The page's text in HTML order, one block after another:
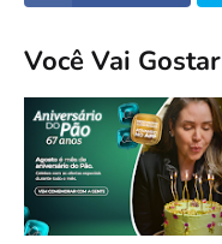
Você Vai Gostar